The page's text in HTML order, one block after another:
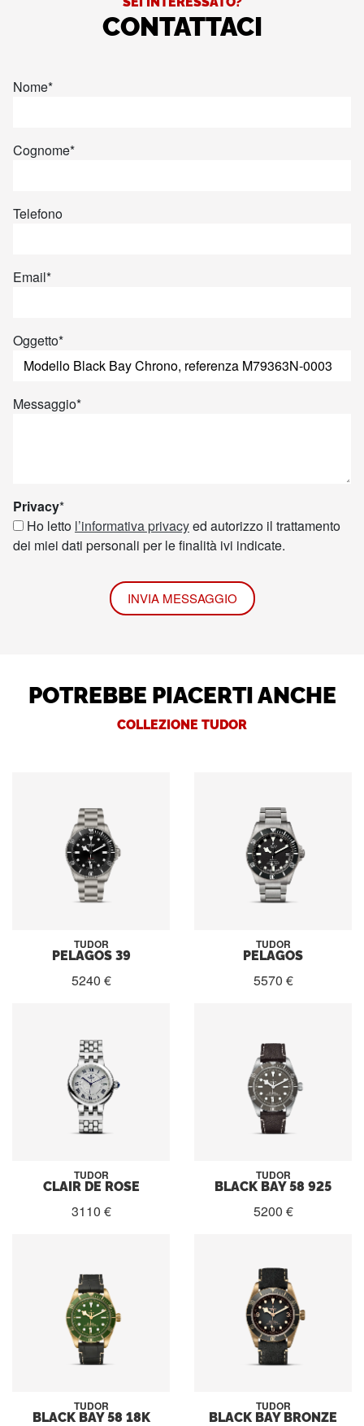
CONTATTACI
Nome*
Cognome*
Telefono
Email*
Oggetto*
Messaggio*
Privacy*
Ho letto l’informativa privacyed autorizzo il trattamento
dei miei dati personali per le finalità ivi indicate.
INVIA MESSAGGIO
POTREBBE PIACERTI ANCHE
COLLEZIONE TUDOR
TUDOR
PELAGOS 39
5240 €
TUDOR
PELAGOS
5570 €
TUDOR
CLAIR DE ROSE
3110 €
TUDOR
BLACK BAY 58 925
5200 €
TUDOR
BLACK BAY 58 18K
TUDOR
BLACK BAY BRONZE